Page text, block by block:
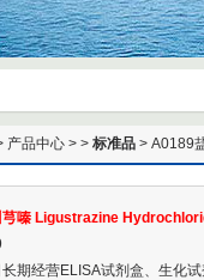
产品中心 > > 标准品 > A0189
芎嗪 Ligustrazine
期经营ELISA试剂盒、生化